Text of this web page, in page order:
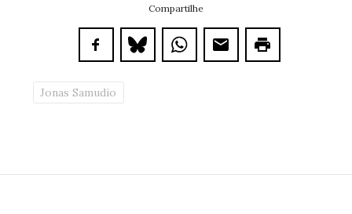
Compartilhe
Jonas Samudio